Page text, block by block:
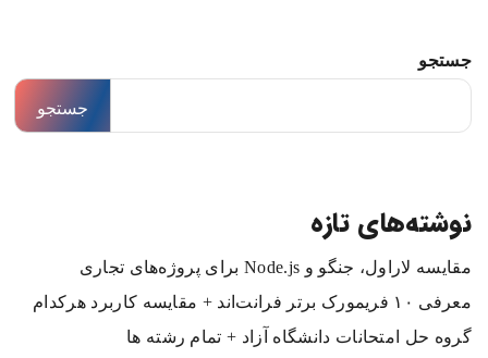
جستجو
جستجو
نوشته‌های تازه
مقایسه لاراول، جنگو و Node.js برای پروژه‌های تجاری
معرفی ۱۰ فریمورک برتر فرانت‌اند + مقایسه کاربرد هرکدام
گروه حل امتحانات دانشگاه آزاد + تمام رشته ها